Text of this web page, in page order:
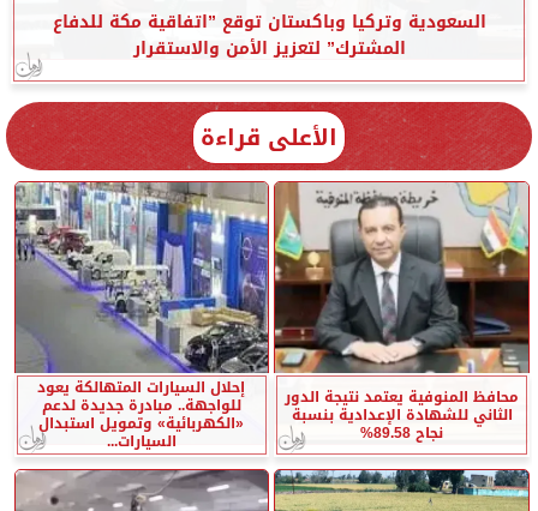
السعودية وتركيا وباكستان توقع ”اتفاقية مكة للدفاع
المشترك” لتعزيز الأمن والاستقرار
الأعلى قراءة
محافظ المنوفية يعتمد نتيجة الدور
الثاني للشهادة الإعدادية بنسبة
نجاح 89.58%
إحلال السيارات المتهالكة يعود
للواجهة.. مبادرة جديدة لدعم
«الكهربائية» وتمويل استبدال
السيارات...